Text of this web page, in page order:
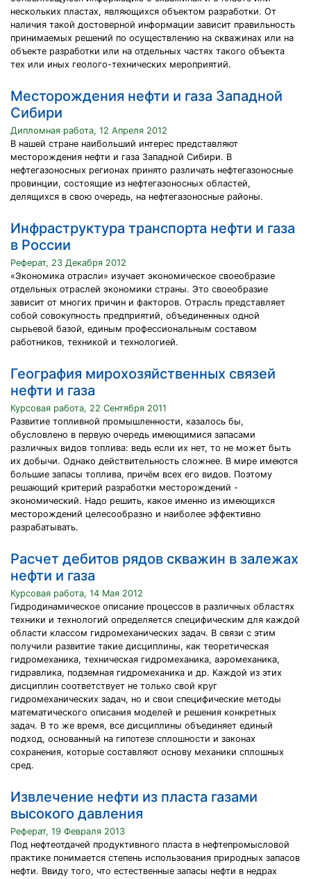
нескольких пластах, являющихся объектом разработки. От
наличия такой достоверной информации зависит правильность
принимаемых решений по осуществлению на скважинах или на
объекте разработки или на отдельных частях такого объекта
тех или иных геолого-технических мероприятий.
Месторождения нефти и газа Западной
Сибири
Дипломная работа, 12 Апреля 2012
В нашей стране наибольший интерес представляют
месторождения нефти и газа Западной Сибири. В
нефтегазоносных регионах принято различать нефтегазоносные
провинции, состоящие из нефтегазоносных областей,
делящихся в свою очередь, на нефтегазоносные районы.
Инфраструктура транспорта нефти и газа
в России
Реферат, 23 Декабря 2012
«Экономика отрасли» изучает экономическое своеобразие
отдельных отраслей экономики страны. Это своеобразие
зависит от многих причин и факторов. Отрасль представляет
собой совокупность предприятий, объединенных одной
сырьевой базой, единым профессиональным составом
работников, техникой и технологией.
География мирохозяйственных связей
нефти и газа
Курсовая работа, 22 Сентября 2011
Развитие топливной промышленности, казалось бы,
обусловлено в первую очередь имеющимися запасами
различных видов топлива: ведь если их нет, то не может быть
их добычи. Однако действительность сложнее. В мире имеются
большие запасы топлива, причём всех его видов. Поэтому
решающий критерий разработки месторождений -
экономический. Надо решить, какое именно из имеющихся
месторождений целесообразно и наиболее эффективно
разрабатывать.
Расчет дебитов рядов скважин в залежах
нефти и газа
Курсовая работа, 14 Мая 2012
Гидродинамическое описание процессов в различных областях
техники и технологий определяется специфическим для каждой
области классом гидромеханических задач. В связи с этим
получили развитие такие дисциплины, как теоретическая
гидромеханика, техническая гидромеханика, аэромеханика,
гидравлика, подземная гидромеханика и др. Каждой из этих
дисциплин соответствует не только свой круг
гидромеханических задач, но и свои специфические методы
математического описания моделей и решения конкретных
задач. В то же время, все дисциплины объединяет единый
подход, основанный на гипотезе сплошности и законах
сохранения, которые составляют основу механики сплошных
сред.
Извлечение нефти из пласта газами
высокого давления
Реферат, 19 Февраля 2013
Под нефтеотдачей продуктивного пласта в нефтепромысловой
практике понимается степень использования природных запасов
нефти. Ввиду того, что естественные запасы нефти в недрах